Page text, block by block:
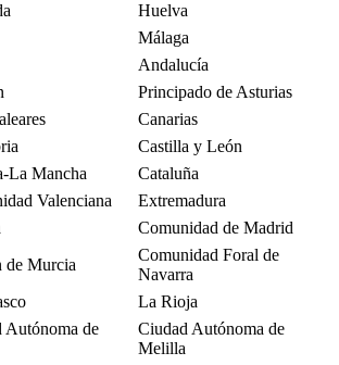
Huelva
Málaga
Andalucía
Principado de Asturias
Canarias
Castilla y León
La Mancha
Cataluña
Valenciana
Extremadura
Comunidad de Madrid
de Murcia
Comunidad Foral de
Navarra
La Rioja
Autónoma de
Ciudad Autónoma de
Melilla